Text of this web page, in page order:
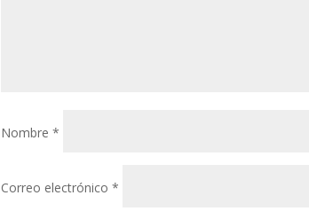
Nombre *
Correo electrónico *